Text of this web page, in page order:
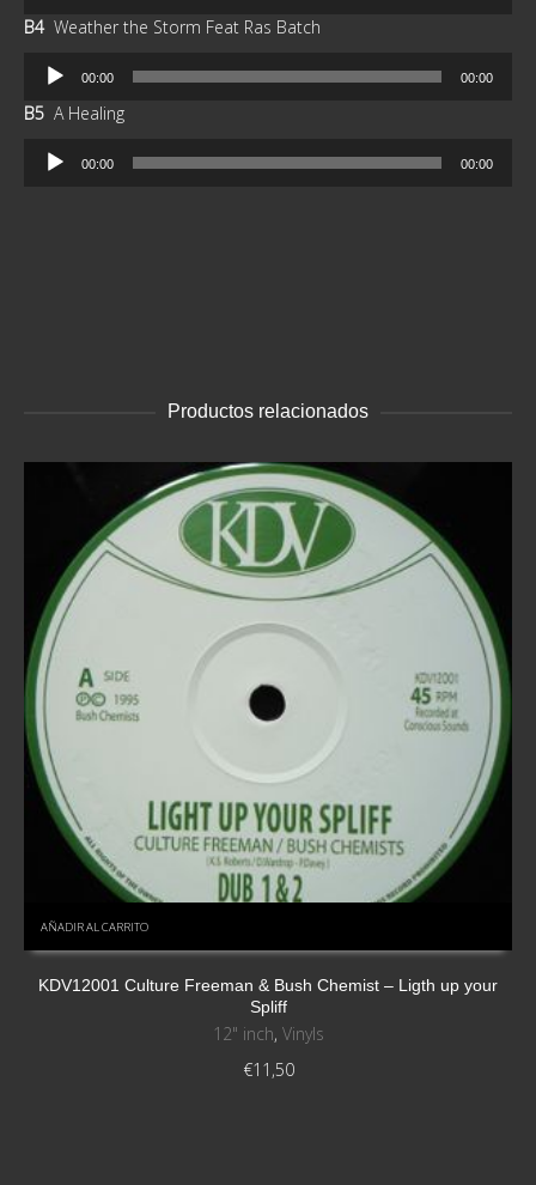
audio
B4 Weather the Storm Feat Ras Batch
Reproductor
audio
00:00 00:00
B5 A Healing
Reproductor
00:00 00:00
Productos relacionados
AÑADIR AL CARRITO
KDV12001 Culture Freeman & Bush Chemist – Ligth up your
Spliff
12" inch, Vinyls
€11,50